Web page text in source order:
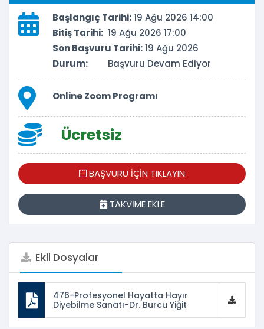
Başlangıç Tarihi:19 Ağu 2026 14:00
Bitiş Tarihi: 19 Ağu 2026 17:00
Son Başvuru Tarihi:19 Ağu 2026
Durum:
Başvuru Devam Ediyor
Online Zoom Programı
Ücretsiz
BAŞVURU İÇİN TIKLAYIN
TAKVİME EKLE
Ekli Dosyalar
476-Profesyonel Hayatta Hayır
Diyebilme Sanatı-Dr. Burcu Yiğit